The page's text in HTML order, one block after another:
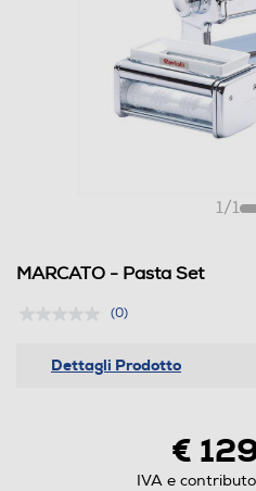
1/1
MARCATO - Pasta Set
(0)
Dettagli Prodotto
€
IVA e